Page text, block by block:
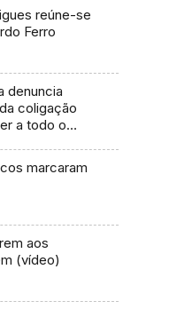
reúne-se
Ferro
denuncia
coligação
a todo o
marcaram
aos
(vídeo)